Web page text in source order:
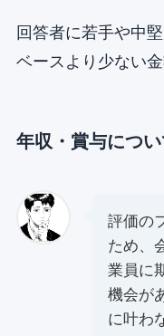
回答者に若手や中
ベースより少ない
年収・賞与につ
評価の
ため、
業員に
機会が
に叶わ